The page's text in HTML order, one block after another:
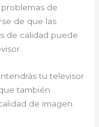
de
de que las
de calidad puede
tu televisor
también
de imagen.